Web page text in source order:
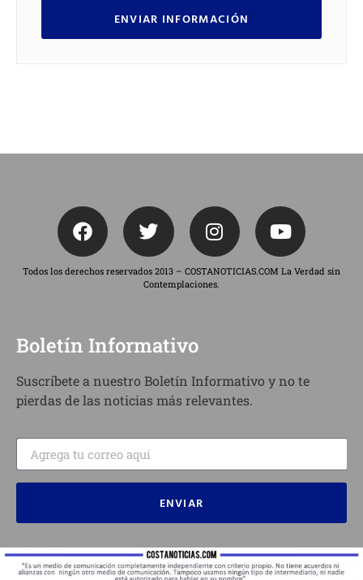
ENVIAR INFORMACIÓN
Todos los derechos reservados 2013 – COSTANOTICIAS.COM La Verdad sin
Contemplaciones.
Boletín Informativo
Suscríbete a nuestro Boletín Informativo y no te
pierdas de las noticias más relevantes.
ENVIAR